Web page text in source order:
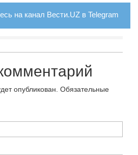
на канал Вести.UZ в Telegram
опубликован. Обязательные